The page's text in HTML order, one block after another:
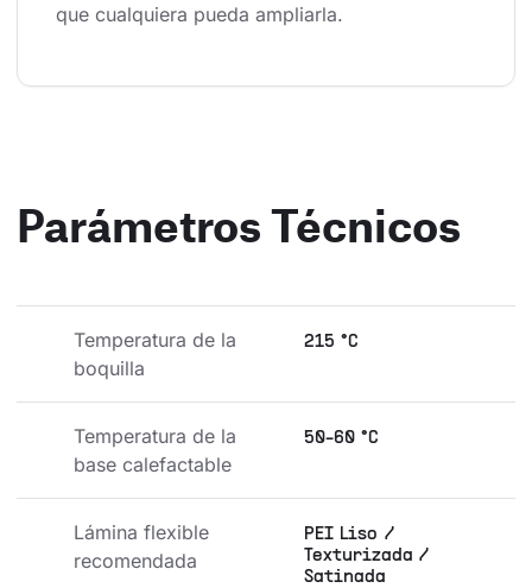
que cualquiera pueda ampliarla.
Parámetros Técnicos
Temperatura de la
boquilla
215 °C
Temperatura de la
base calefactable
50-60 °C
Lámina flexible
recomendada
PEI Liso /
Texturizada /
Satinada